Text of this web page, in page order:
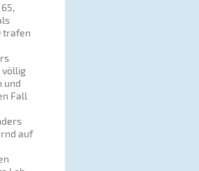
trafen
völlig
und
Fall
auf